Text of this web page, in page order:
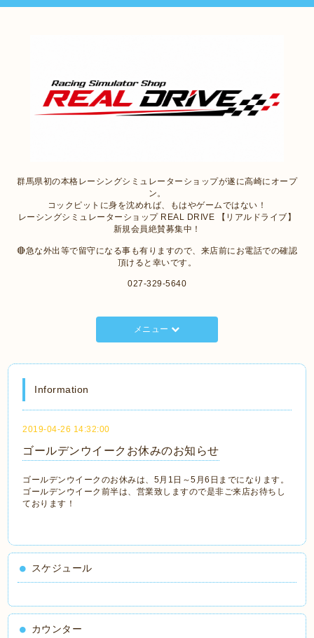
群馬県初の本格レーシングシミュレーターショップが遂に高崎にオープ
ン。
コックピットに身を沈めれば、もはやゲームではない！
レーシングシミュレーターショップ REAL DRIVE 【リアルドライブ】
新規会員絶賛募集中！
🔴急な外出等で留守になる事も有りますので、来店前にお電話での確認
頂けると幸いです。
027-329-5640
メニュー
Information
2019-04-26 14:32:00
ゴールデンウイークお休みのお知らせ
ゴールデンウイークのお休みは、5月1日～5月6日までになります。
ゴールデンウイーク前半は、営業致しますので是非ご来店お待ちし
ております！
スケジュール
カウンター